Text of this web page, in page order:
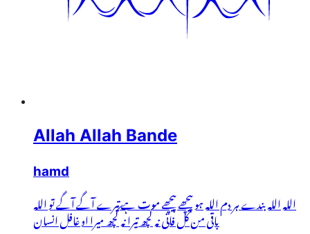
Allah Allah Bande
hamd
اللہ اللہ بندے ہر دم اللہ ہو پیچھے پیچھے موت ہے تیرے آگے آگے تو اللہ
باقی من کُل فانی نہ کچھ تیرا نہ کچھ میرا او غافل انسان